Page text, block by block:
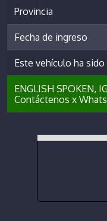
Provincia
Fecha de ingreso
Este vehículo ha
ENGLISH SPOKEN,
Contáctenos x